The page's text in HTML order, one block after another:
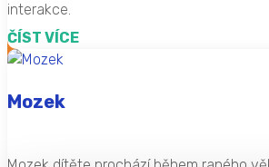
interakce.
ČÍST VÍCE
Mozek